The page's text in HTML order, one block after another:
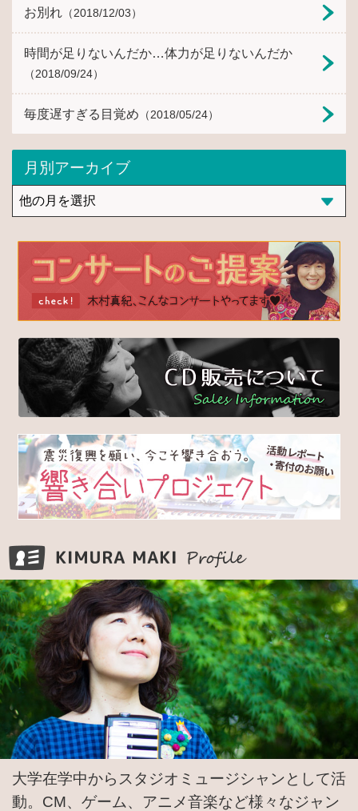
お別れ （2018/12/03）
時間が足りないんだか…体力が足りないんだか
（2018/09/24）
毎度遅すぎる目覚め （2018/05/24）
月別アーカイブ
大学在学中からスタジオミュージシャンとして活
動。CM、ゲーム、アニメ音楽など様々なジャン